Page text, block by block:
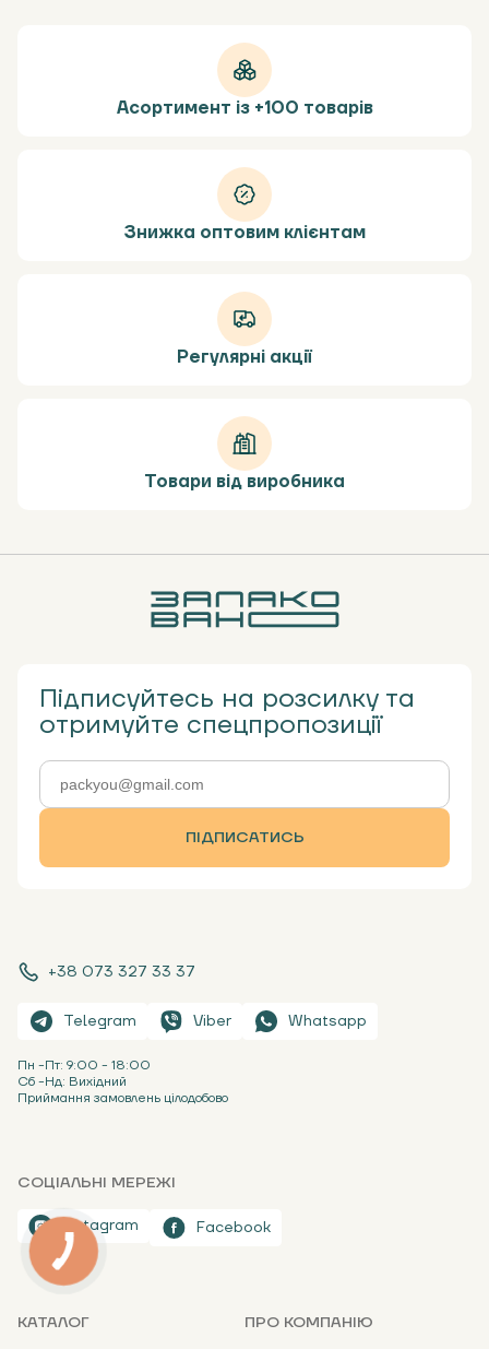
Асортимент із +100 товарів
Знижка оптовим клієнтам
Регулярні акції
Товари від виробника
+38 073 327 33 37
Telegram Viber Whatsapp
Пн -Пт: 9:00 - 18:00
Сб -Нд: Вихідний
Приймання замовлень цілодобово
СОЦІАЛЬНІ МЕРЕЖІ
Instagram Facebook
КАТАЛОГ ПРО КОМПАНІЮ
Підписуйтесь на розсилку та
отримуйте спецпропозиції
ПІДПИСАТИСЬ